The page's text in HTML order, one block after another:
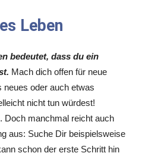
Leben
bedeutet, dass du ein
Mach dich offen für neue
neues oder auch etwas
nicht tun würdest!
Doch manchmal reicht auch
aus: Suche Dir beispielsweise
schon der erste Schritt hin